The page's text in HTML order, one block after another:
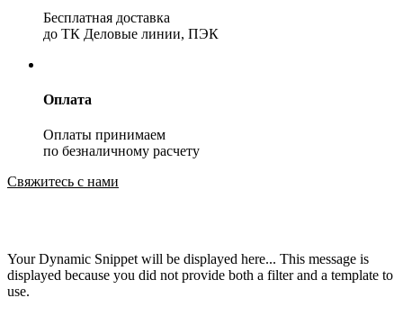
Бесплатная доставка
до ТК Деловые линии, ПЭК
Оплата
Оплаты принимаем
по безналичному расчету
Свяжитесь с нами
Your Dynamic Snippet will be displayed here... This message is
displayed because you did not provide both a filter and a template to
use.